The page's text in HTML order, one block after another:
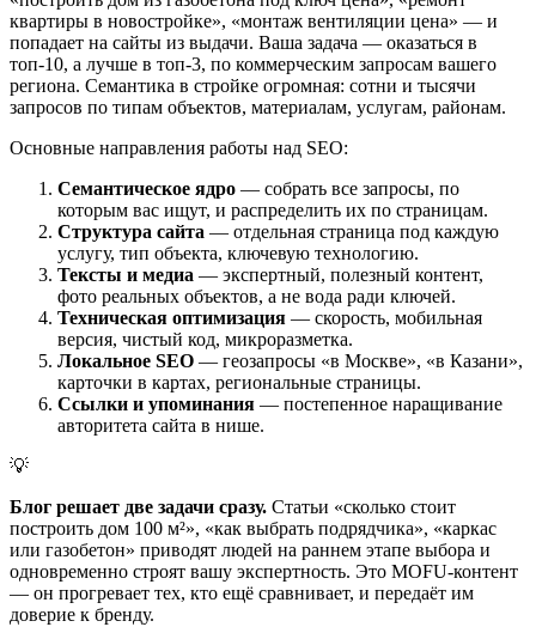
квартиры в новостройке», «монтаж вентиляции цена» — и
попадает на сайты из выдачи. Ваша задача — оказаться в
топ-10, а лучше в топ-3, по коммерческим запросам вашего
региона. Семантика в стройке огромная: сотни и тысячи
запросов по типам объектов, материалам, услугам, районам.
Основные направления работы над SEO:
Семантическое ядро — собрать все запросы, по
которым вас ищут, и распределить их по страницам.
Структура сайта — отдельная страница под каждую
услугу, тип объекта, ключевую технологию.
Тексты и медиа — экспертный, полезный контент,
фото реальных объектов, а не вода ради ключей.
Техническая оптимизация — скорость, мобильная
версия, чистый код, микроразметка.
Локальное SEO — геозапросы «в Москве», «в Казани»,
карточки в картах, региональные страницы.
Ссылки и упоминания — постепенное наращивание
авторитета сайта в нише.
💡
Блог решает две задачи сразу. Статьи «сколько стоит
построить дом 100 м²», «как выбрать подрядчика», «каркас
или газобетон» приводят людей на раннем этапе выбора и
одновременно строят вашу экспертность. Это MOFU-контент
— он прогревает тех, кто ещё сравнивает, и передаёт им
доверие к бренду.